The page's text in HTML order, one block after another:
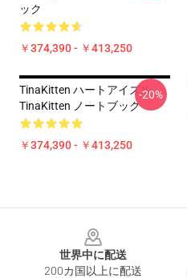
ック
￥374,390 - ￥413,250
TinaKitten ハートアイズル
TinaKitten ノートブック
￥374,390 - ￥413,250
-20%
世界中に配送
200カ国以上に配送